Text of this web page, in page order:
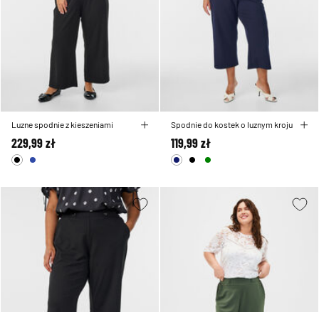
Luzne spodnie z kieszeniami
229,99 zł
Spodnie do kostek o luznym kroju
119,99 zł